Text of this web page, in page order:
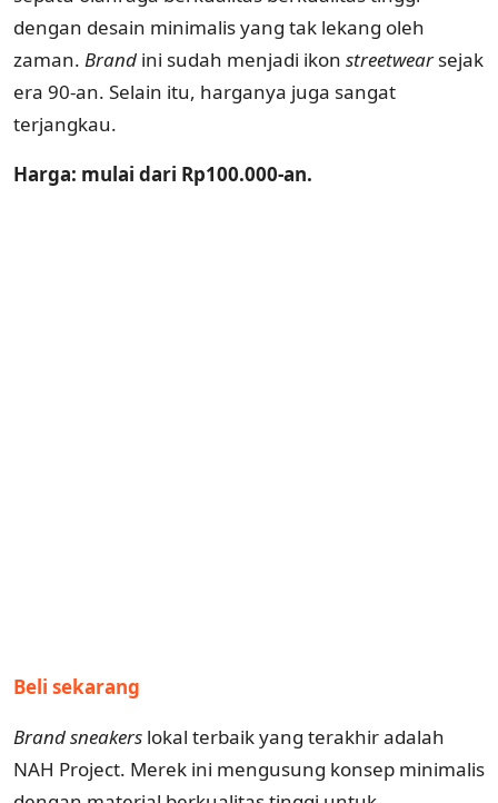
dengan desain minimalis yang tak lekang oleh
zaman. Brand ini sudah menjadi ikon streetwearsejak
era 90-an. Selain itu, harganya juga sangat
terjangkau.
Harga: mulai dari Rp100.000-an.
Beli sekarang
Brand sneakers lokal terbaik yang terakhir adalah
NAH Project. Merek ini mengusung konsep minimalis